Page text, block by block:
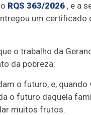
RQS 363/2026 , e a
um
o trabalho da
da pobreza:
o futuro, e,
o futuro daquela
muitos frutos.